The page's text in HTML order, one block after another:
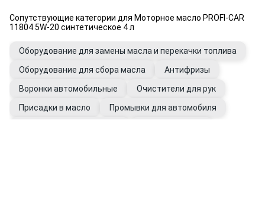
Сопутствующие категории для Моторное масло PROFI-CAR
11804 5W-20 синтетическое 4 л
Оборудование для замены масла и перекачки топлива
Оборудование для сбора масла
Антифризы
Воронки автомобильные
Очистители для рук
Присадки в масло
Промывки для автомобиля